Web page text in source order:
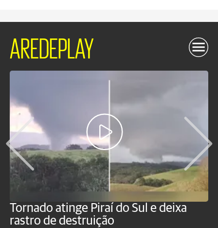
AREDEPLAY
Tornado atinge Piraí do Sul e deixa
rastro de destruição